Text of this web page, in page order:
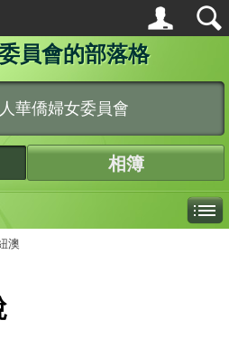
員會的部落格
華僑婦女委員會
相簿
澳